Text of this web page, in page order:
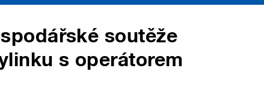
soutěže
s operátorem